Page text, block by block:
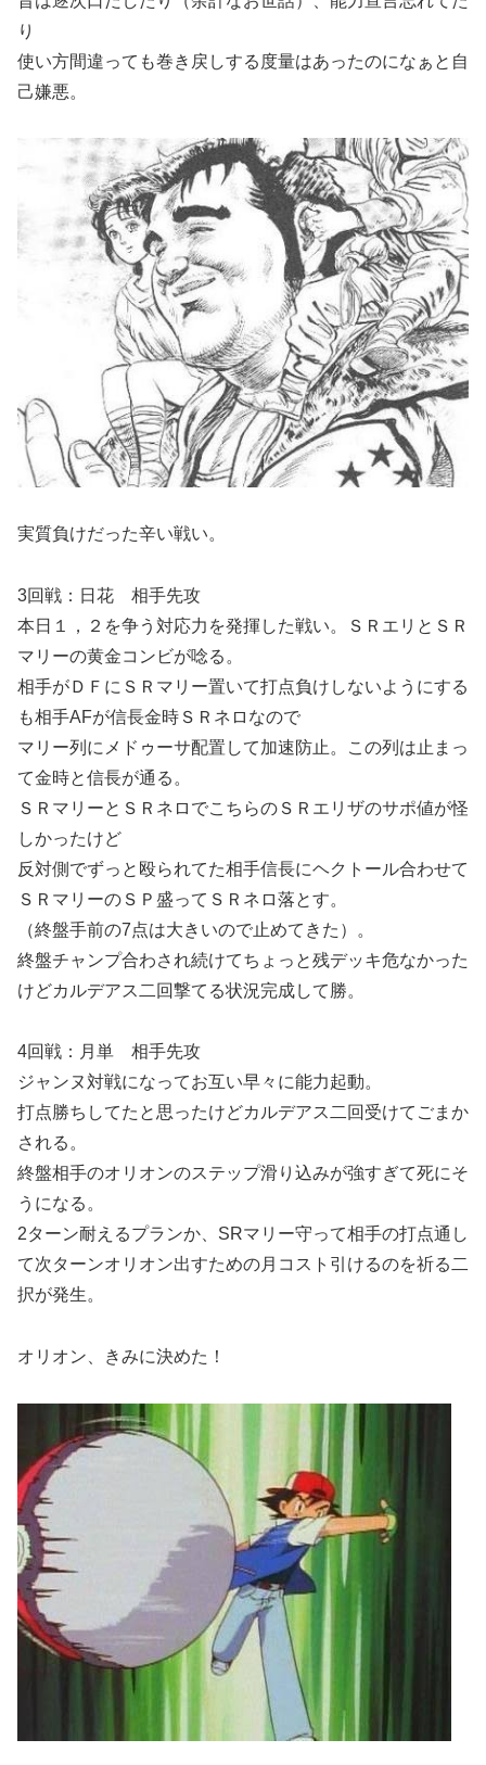
り
使い方間違っても巻き戻しする度量はあったのになぁと自
己嫌悪。
実質負けだった辛い戦い。
3回戦：日花 相手先攻
本日１，２を争う対応力を発揮した戦い。ＳＲエリとＳＲ
マリーの黄金コンビが唸る。
相手がＤＦにＳＲマリー置いて打点負けしないようにする
も相手AFが信長金時ＳＲネロなので
マリー列にメドゥーサ配置して加速防止。この列は止まっ
て金時と信長が通る。
ＳＲマリーとＳＲネロでこちらのＳＲエリザのサポ値が怪
しかったけど
反対側でずっと殴られてた相手信長にヘクトール合わせて
ＳＲマリーのＳＰ盛ってＳＲネロ落とす。
（終盤手前の7点は大きいので止めてきた）。
終盤チャンプ合わされ続けてちょっと残デッキ危なかった
けどカルデアス二回撃てる状況完成して勝。
4回戦：月単 相手先攻
ジャンヌ対戦になってお互い早々に能力起動。
打点勝ちしてたと思ったけどカルデアス二回受けてごまか
される。
終盤相手のオリオンのステップ滑り込みが強すぎて死にそ
うになる。
2ターン耐えるプランか、SRマリー守って相手の打点通し
て次ターンオリオン出すための月コスト引けるのを祈る二
択が発生。
オリオン、きみに決めた！